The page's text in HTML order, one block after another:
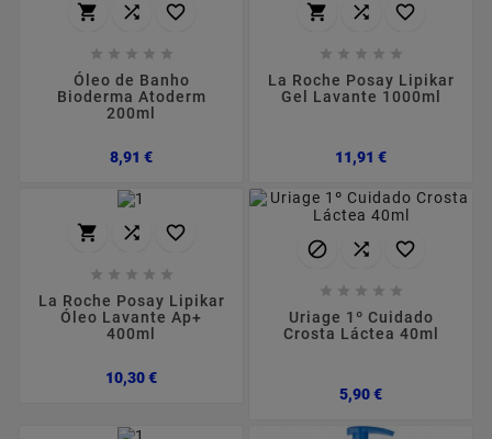
  
    
Óleo de Banho
Bioderma Atoderm
200ml
8,91 €Preço
  
    
La Roche Posay Lipikar
Gel Lavante 1000ml
11,91 €Preço
  
    
La Roche Posay Lipikar
Óleo Lavante Ap+
400ml
10,30 €Preço
  
    
Uriage 1º Cuidado
Crosta Láctea 40ml
5,90 €Preço